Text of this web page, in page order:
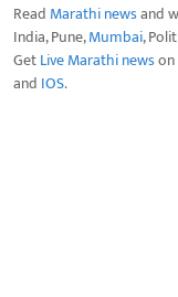
Read Marathi newsand
India, Pune,Mumbai,
GetLive Marathi news
and IOS.